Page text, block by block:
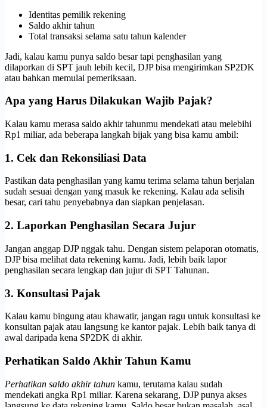
Identitas pemilik rekening
Saldo akhir tahun
Total transaksi selama satu tahun kalender
Jadi, kalau kamu punya saldo besar tapi penghasilan yang
dilaporkan di SPT jauh lebih kecil, DJP bisa mengirimkan SP2DK
atau bahkan memulai pemeriksaan.
Apa yang Harus Dilakukan Wajib Pajak?
Kalau kamu merasa saldo akhir tahunmu mendekati atau melebihi
Rp1 miliar, ada beberapa langkah bijak yang bisa kamu ambil:
1. Cek dan Rekonsiliasi Data
Pastikan data penghasilan yang kamu terima selama tahun berjalan
sudah sesuai dengan yang masuk ke rekening. Kalau ada selisih
besar, cari tahu penyebabnya dan siapkan penjelasan.
2. Laporkan Penghasilan Secara Jujur
Jangan anggap DJP nggak tahu. Dengan sistem pelaporan otomatis,
DJP bisa melihat data rekening kamu. Jadi, lebih baik lapor
penghasilan secara lengkap dan jujur di SPT Tahunan.
3. Konsultasi Pajak
Kalau kamu bingung atau khawatir, jangan ragu untuk konsultasi ke
konsultan pajak atau langsung ke kantor pajak. Lebih baik tanya di
awal daripada kena SP2DK di akhir.
Perhatikan Saldo Akhir Tahun Kamu
Perhatikan saldo akhir tahun kamu, terutama kalau sudah
mendekati angka Rp1 miliar. Karena sekarang, DJP punya akses